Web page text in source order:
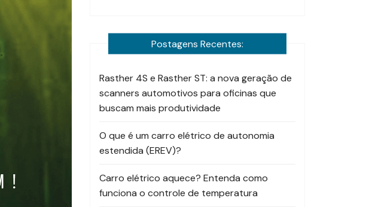
Postagens Recentes:
Rasther 4S e Rasther ST: a nova geração de
scanners automotivos para oficinas que
buscam mais produtividade
O que é um carro elétrico de autonomia
estendida (EREV)?
Carro elétrico aquece? Entenda como
funciona o controle de temperatura